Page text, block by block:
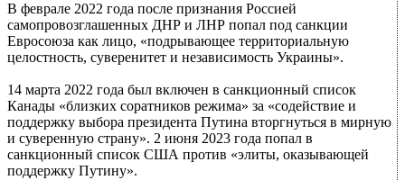
В феврале 2022 года после признания Россией
самопровозглашенных ДНР и ЛНР попал под санкции
Евросоюза как лицо, «подрывающее территориальную
целостность, суверенитет и независимость Украины».
14 марта 2022 года был включен в санкционный список
Канады «близких соратников режима» за «содействие и
поддержку выбора президента Путина вторгнуться в мирную
и суверенную страну». 2 июня 2023 года попал в
санкционный список США против «элиты, оказывающей
поддержку Путину».